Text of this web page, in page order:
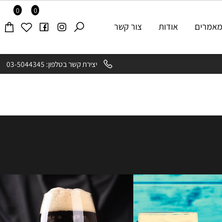
יצירת קשר בטלפון: 03-5044345
0 0
אודות צור קשר